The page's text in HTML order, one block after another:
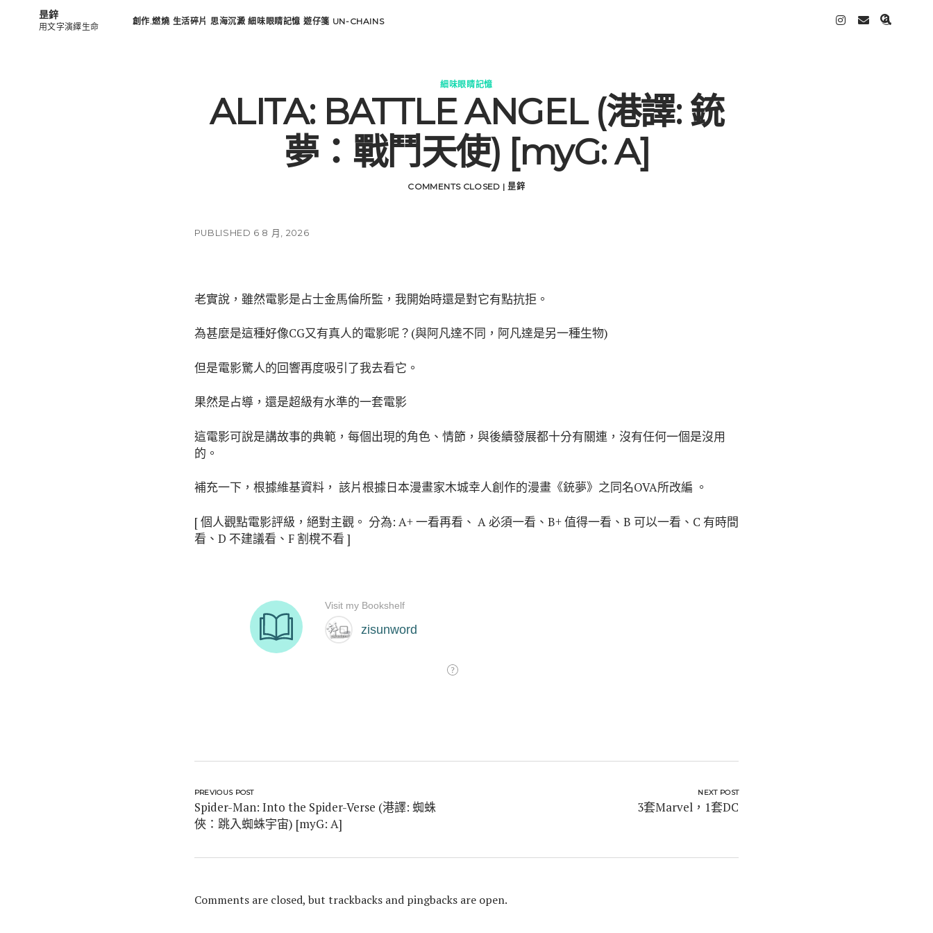
昰鋅
用文字演繹生命
創作.燃燒 生活碎片 思海沉澱 細味眼睛記憶 遊仔箋 UN-CHAINS instagram
email
細味眼睛記憶
ALITA: BATTLE ANGEL (港譯: 銃
夢：戰鬥天使) [myG: A]
COMMENTS CLOSED |昰鋅
PUBLISHED 6 8 月, 2026
老實說，雖然電影是占士金馬倫所監，我開始時還是對它有點抗拒。
為甚麼是這種好像CG又有真人的電影呢？(與阿凡達不同，阿凡達是另一種生物)
但是電影驚人的回響再度吸引了我去看它。
果然是占導，還是超級有水準的一套電影
這電影可說是講故事的典範，每個出現的角色、情節，與後續發展都十分有關連，沒有任何一個是沒用
的。
補充一下，根據維基資料， 該片根據日本漫畫家木城幸人創作的漫畫《銃夢》之同名OVA所改編 。
[ 個人觀點電影評級，絕對主觀。 分為: A+ 一看再看、 A 必須一看、B+ 值得一看、B 可以一看、C 有時間
看、D 不建議看、F 割櫈不看 ]
PREVIOUS POST
Spider-Man: Into the Spider-Verse (港譯: 蜘蛛
俠：跳入蜘蛛宇宙) [myG: A]
NEXT POST
3套Marvel，1套DC
Comments are closed, but trackbacksand pingbacks are open.